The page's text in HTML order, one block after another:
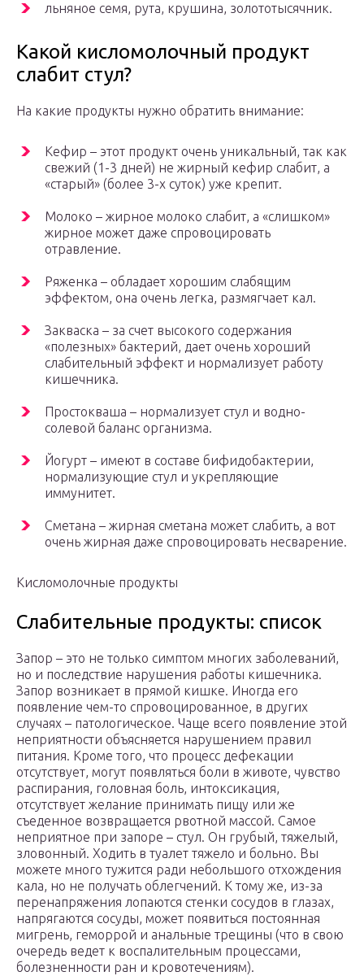
льняное семя, рута, крушина, золототысячник.
Какой кисломолочный продукт
слабит стул?
На какие продукты нужно обратить внимание:
Кефир – этот продукт очень уникальный, так как
свежий (1-3 дней) не жирный кефир слабит, а
«старый» (более 3-х суток) уже крепит.
Молоко – жирное молоко слабит, а «слишком»
жирное может даже спровоцировать
отравление.
Ряженка – обладает хорошим слабящим
эффектом, она очень легка, размягчает кал.
Закваска – за счет высокого содержания
«полезных» бактерий, дает очень хороший
слабительный эффект и нормализует работу
кишечника.
Простокваша – нормализует стул и водно-
солевой баланс организма.
Йогурт – имеют в составе бифидобактерии,
нормализующие стул и укрепляющие
иммунитет.
Сметана – жирная сметана может слабить, а вот
очень жирная даже спровоцировать несварение.
Кисломолочные продукты
Слабительные продукты: список
Запор – это не только симптом многих заболеваний,
но и последствие нарушения работы кишечника.
Запор возникает в прямой кишке. Иногда его
появление чем-то спровоцированное, в других
случаях – патологическое. Чаще всего появление этой
неприятности объясняется нарушением правил
питания. Кроме того, что процесс дефекации
отсутствует, могут появляться боли в животе, чувство
распирания, головная боль, интоксикация,
отсутствует желание принимать пищу или же
съеденное возвращается рвотной массой. Самое
неприятное при запоре – стул. Он грубый, тяжелый,
зловонный. Ходить в туалет тяжело и больно. Вы
можете много тужится ради небольшого отхождения
кала, но не получать облегчений. К тому же, из-за
перенапряжения лопаются стенки сосудов в глазах,
напрягаются сосуды, может появиться постоянная
мигрень, геморрой и анальные трещины (что в свою
очередь ведет к воспалительным процессами,
болезненности ран и кровотечениям).